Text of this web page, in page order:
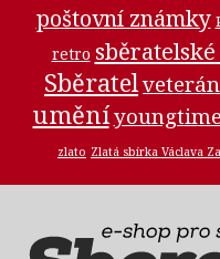
poštovní známky
retro
Sběratel
umění
zlato Zlatá sbírka Václava